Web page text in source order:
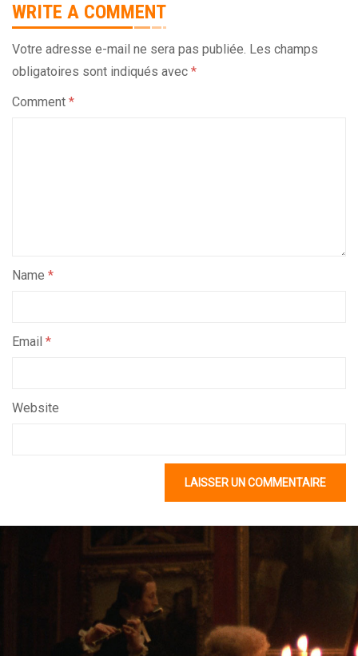
WRITE A COMMENT
Votre adresse e-mail ne sera pas publiée. Les champs
obligatoires sont indiqués avec *
Comment *
Name *
Email *
Website